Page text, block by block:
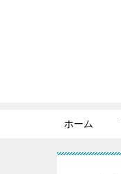
ホーム